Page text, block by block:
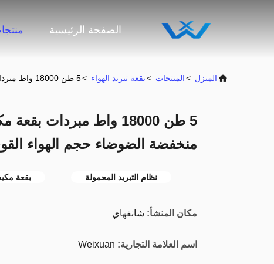
الصفحة الرئيسية
المنزل >المنتجات >بقعة تبريد الهواء >5 طن 18000 واط مبردات بقعة مكيفات الهواء المحمولة منخفضة الضوضاء حجم الهواء القوي
5 طن 18000 واط مبردات
منخفضة الضوضاء حجم الهواء
نظام التبريد المحمولة بقعة
مكان المنشأ: شانغهاي
اسم العلامة التجارية: Weixuan